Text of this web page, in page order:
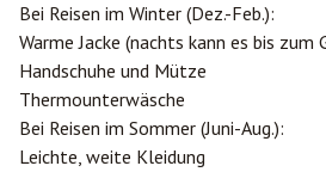
Bei Reisen im Winter (Dez.-Feb.):
Warme Jacke (nachts kann es bis zum
Handschuhe und Mütze
Thermounterwäsche
Bei Reisen im Sommer (Juni-Aug.):
Leichte, weite Kleidung